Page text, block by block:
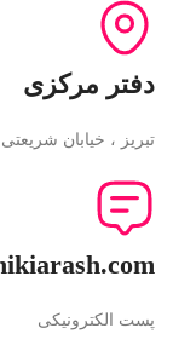
دفتر مرکزی
تبریز ، خیابان
پست الکترونیکی